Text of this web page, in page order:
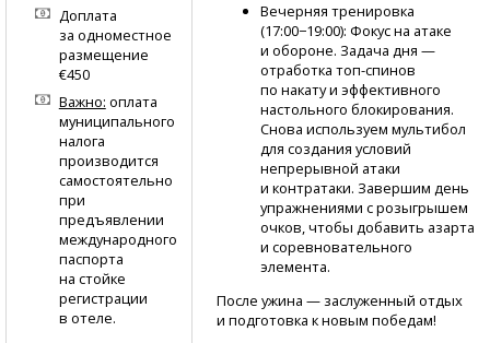
Вечерняя тренировка
(17:00−19:00): Фокус на атаке
и обороне. Задача дня —
отработка топ-спинов
по накату и эффективного
настольного блокирования.
Снова используем мультибол
для создания условий
непрерывной атаки
и контратаки. Завершим день
упражнениями с розыгрышем
очков, чтобы добавить азарта
и соревновательного
элемента.
После ужина — заслуженный отдых
и подготовка к новым победам!
Доплата
за одноместное
размещение
€450
Важно: оплата
муниципального
налога
производится
самостоятельно
при
предъявлении
международного
паспорта
на стойке
регистрации
в отеле.